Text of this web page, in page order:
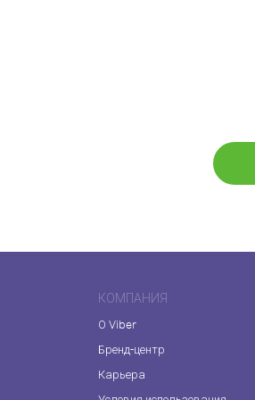
КОМПАНИЯ
О Viber
Бренд-центр
Карьера